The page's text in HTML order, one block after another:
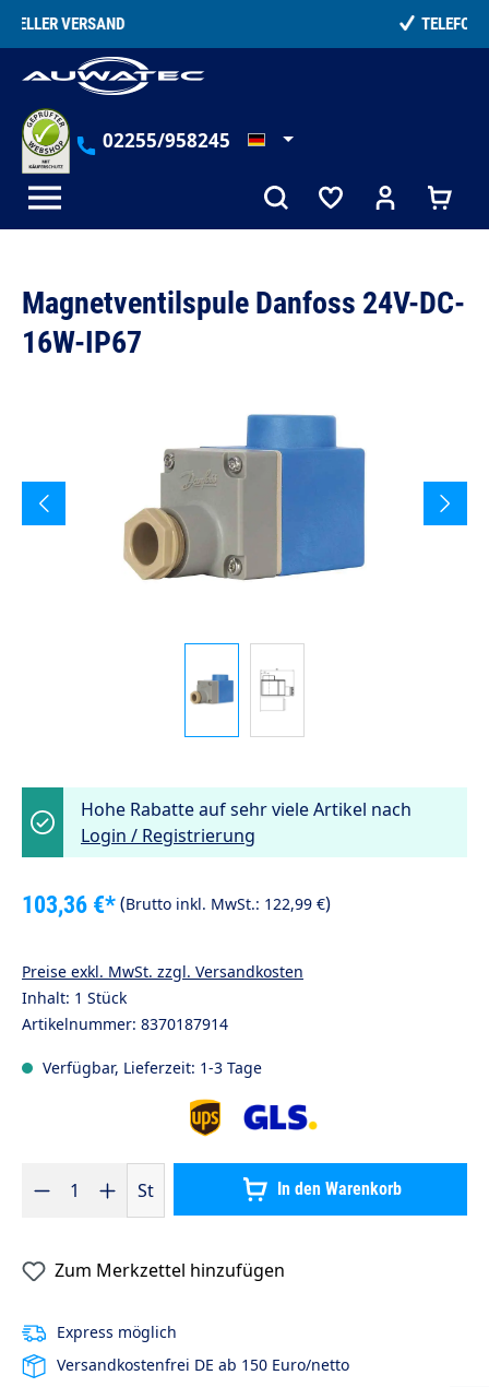
springen
02255/958245
Magnetventilspule Danfoss 24V-DC-
16W-IP67
Hohe Rabatte auf sehr viele Artikel nach
Login / Registrierung
103,36 €*(Brutto inkl. MwSt.: 122,99 €)
Preise exkl. MwSt. zzgl. Versandkosten
Inhalt: 1 Stück
Artikelnummer: 8370187914
Verfügbar, Lieferzeit: 1-3 Tage
Produkt Anzahl: Gib den gewünschten Wert ein oder benutze
St In den Warenkorb
Zum Merkzettel hinzufügen
Express möglich
Versandkostenfrei DE ab 150 Euro/netto